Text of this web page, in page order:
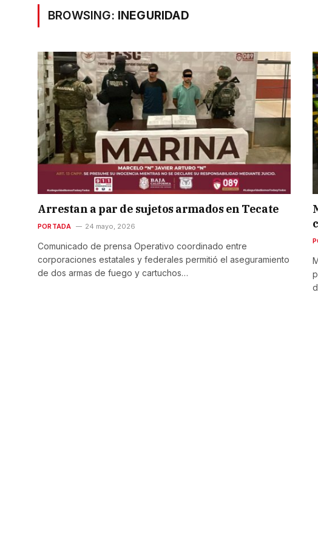
BROWSING: INEGURIDAD
Arrestan a par de sujetos armados en Tecate
PORTADA 24 mayo, 2026
Comunicado de prensa Operativo coordinado entre
corporaciones estatales y federales permitió el aseguramiento
de dos armas de fuego y cartuchos…